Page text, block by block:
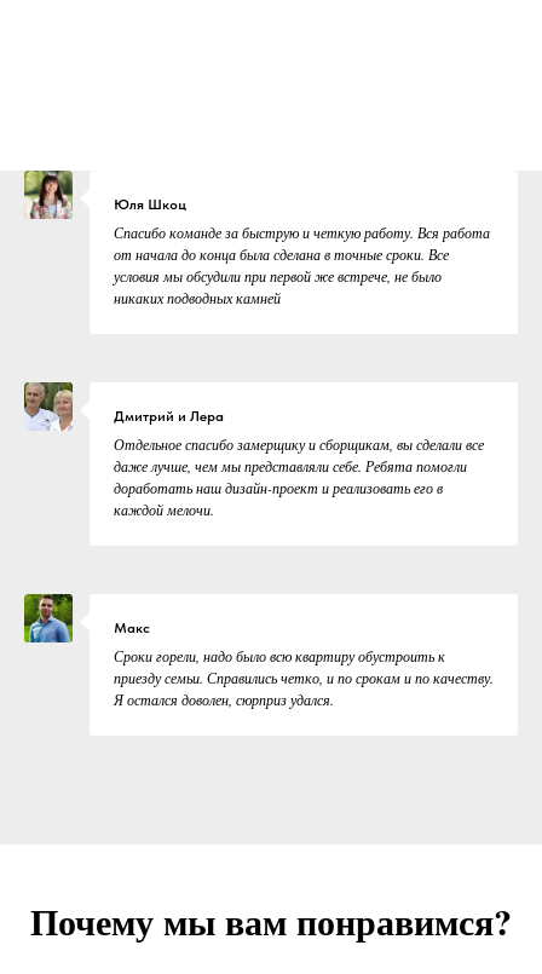
Юля Шкоц
Спасибо команде за быструю и четкую работу. Вся работа
от начала до конца была сделана в точные сроки. Все
условия мы обсудили при первой же встрече, не было
никаких подводных камней
Дмитрий и Лера
Отдельное спасибо замерщику и сборщикам, вы сделали все
даже лучше, чем мы представляли себе. Ребята помогли
доработать наш дизайн-проект и реализовать его в
каждой мелочи.
Макс
Сроки горели, надо было всю квартиру обустроить к
приезду семьи. Справились четко, и по срокам и по качеству.
Я остался доволен, сюрприз удался.
Почему мы вам понравимся?